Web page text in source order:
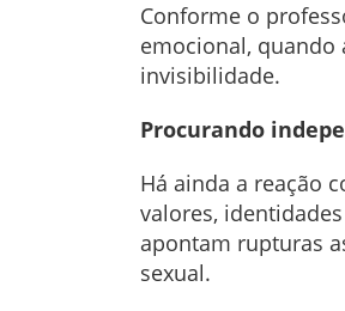
Conforme o
emocional, quando
invisibilidade.
Procurando
Há ainda a reação
valores,
apontam rupturas
sexual.